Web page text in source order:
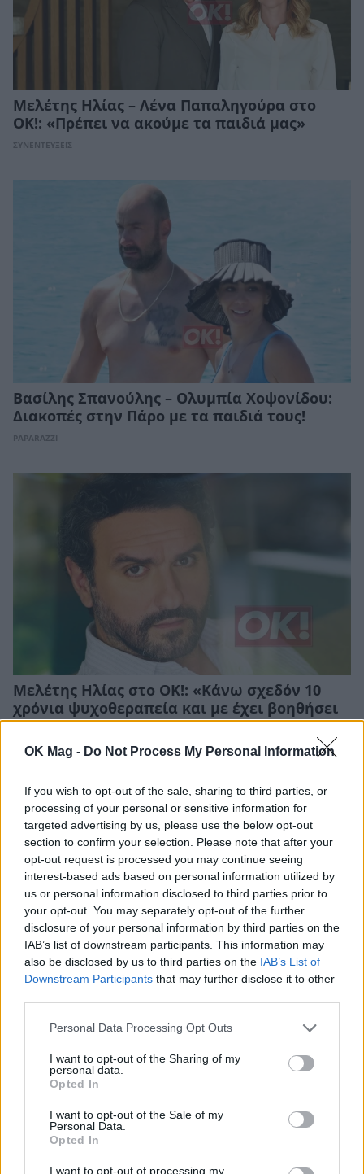
OK Mag - Do Not Process My Personal Information
If you wish to opt-out of the sale, sharing to third parties, or
processing of your personal or sensitive information for
targeted advertising by us, please use the below opt-out
section to confirm your selection. Please note that after your
opt-out request is processed you may continue seeing
interest-based ads based on personal information utilized by
us or personal information disclosed to third parties prior to
your opt-out. You may separately opt-out of the further
disclosure of your personal information by third parties on the
IAB’s list of downstream participants. This information may
also be disclosed by us to third parties on the IAB’s List of
Downstream Participants that may further disclose it to other
Personal Data Processing Opt Outs
I want to opt-out of the Sharing of my
personal data.
Opted In
I want to opt-out of the Sale of my
Personal Data.
Opted In
I want to opt-out of processing my
Μελέτης Ηλίας – Λένα Παπαληγούρα στο
ΟΚ!: «Πρέπει να ακούμε τα παιδιά μας»
ΣΥΝΕΝΤΕΥΞΕΙΣ
Βασίλης Σπανούλης – Ολυμπία Χοψονίδου:
Διακοπές στην Πάρο με τα παιδιά τους!
PAPARAZZI
Μελέτης Ηλίας στο ΟΚ!: «Κάνω σχεδόν 10
χρόνια ψυχοθεραπεία και με έχει βοηθήσει
πάρα πολύ. Σταμάτησα να είμαι τόσο
εγωιστής»
Κουτσουμπής: Απόδραση στη Μύκονο με την
κόρη τους!
PAPARAZZI
ΔΕΙΤΕ ΑΚΟΜΑ